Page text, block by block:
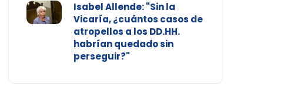
Isabel Allende: "Sin la
Vicaría, ¿cuántos casos de
atropellos a los DD.HH.
habrían quedado sin
perseguir?"